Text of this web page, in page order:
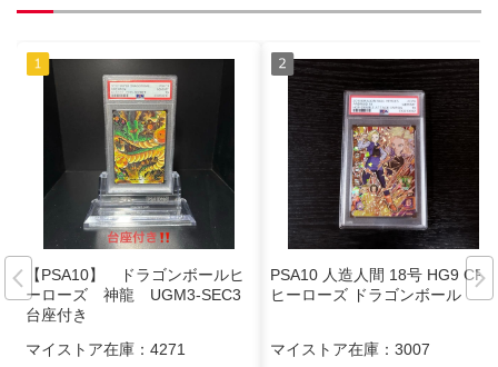
【PSA10】 ドラゴンボールヒ
ーローズ 神龍 UGM3-SEC3
台座付き
マイストア在庫： 4271
PSA10 人造人間 18号 HG9 CP
ヒーローズ ドラゴンボール
マイストア在庫： 3007